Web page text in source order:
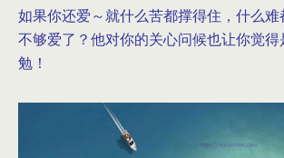
如果你还爱～就什么苦都撑得住，什么
不够爱了？他对你的关心问候也让你觉
勉！